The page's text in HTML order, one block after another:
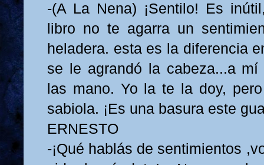
-(A La Nena) ¡Sentilo! Es
libro no te agarra un
heladera. esta es la diferencia
se le agrandó la cabeza...a mí
las mano. Yo la te la doy,
sabiola. ¡Es una basura este
ERNESTO
-¡Qué hablás de sentimientos